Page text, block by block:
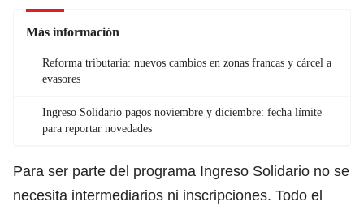
Más información
Reforma tributaria: nuevos cambios en zonas francas y cárcel a
evasores
Ingreso Solidario pagos noviembre y diciembre: fecha límite
para reportar novedades
Para ser parte del programa Ingreso Solidario no se
necesita intermediarios ni inscripciones. Todo el